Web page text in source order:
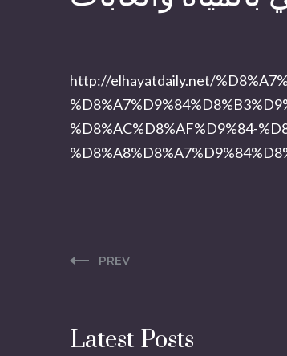
http://elhayatdaily.net/
%D8%AC%D8%AF%D9%84-
PREV
Latest Posts